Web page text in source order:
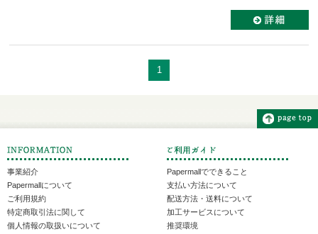
1
事業紹介
Papermallについて
ご利用規約
特定商取引法に関して
個人情報の取扱いについて
Papermallでできること
支払い方法について
配送方法・送料について
加工サービスについて
推奨環境